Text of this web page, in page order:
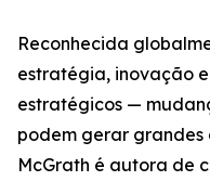
Reconhecida
estratégia, inovação
estratégicos —
podem gerar grandes
McGrath é autora de